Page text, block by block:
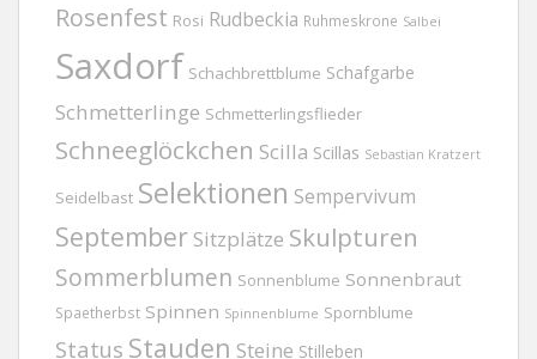
Rosenfest Rosi Rudbeckia Ruhmeskrone Salbei
Saxdorf Schachbrettblume Schafgarbe
Schmetterlinge Schmetterlingsflieder
Schneeglöckchen Scilla Scillas Sebastian Kratzert
Seidelbast Selektionen Sempervivum
September Sitzplätze Skulpturen
Sommerblumen Sonnenblume Sonnenbraut
Spaetherbst Spinnen Spinnenblume Spornblume
Status Stauden Steine Stilleben